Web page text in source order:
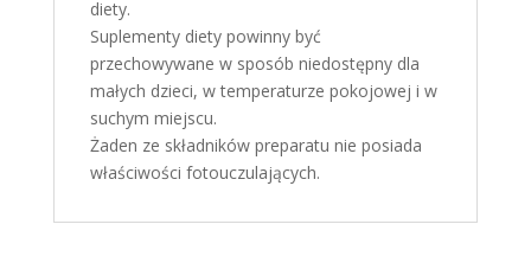
diety.
Suplementy diety powinny być
przechowywane w sposób niedostępny dla
małych dzieci, w temperaturze pokojowej i w
suchym miejscu.
Żaden ze składników preparatu nie posiada
właściwości fotouczulających.